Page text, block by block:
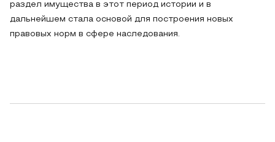
раздел имущества в этот период истории и в
дальнейшем стала основой для построения новых
правовых норм в сфере наследования.